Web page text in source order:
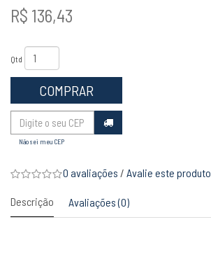
R$ 136,43
Qtd
COMPRAR
Não sei meu CEP
0 avaliações / Avalie este produto
Descrição Avaliações (0)